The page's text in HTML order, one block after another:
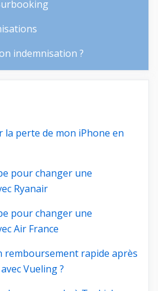
indemnisation ?
la perte de mon iPhone en
pour changer une
Ryanair
pour changer une
Air France
remboursement rapide après
Vueling ?